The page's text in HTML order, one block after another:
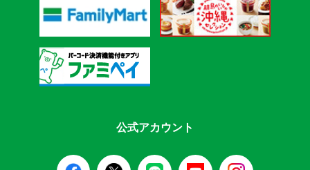
公式アカウント